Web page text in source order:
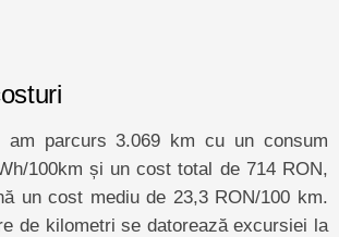
am parcurs 3.069 km cu un consum
100km și un cost total de 714 RON,
un cost mediu de 23,3 RON/100 km.
de kilometri se datorează excursiei la